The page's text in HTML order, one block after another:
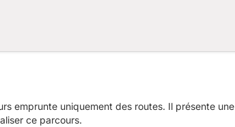
emprunte uniquement des routes. Il présente une
ce parcours.